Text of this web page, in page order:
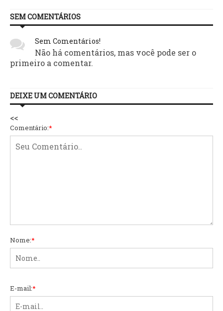
SEM COMENTÁRIOS
Sem Comentários!
Não há comentários, mas você pode ser o
primeiro a comentar.
DEIXE UM COMENTÁRIO
<<
Comentário:*
Nome:*
E-mail:*